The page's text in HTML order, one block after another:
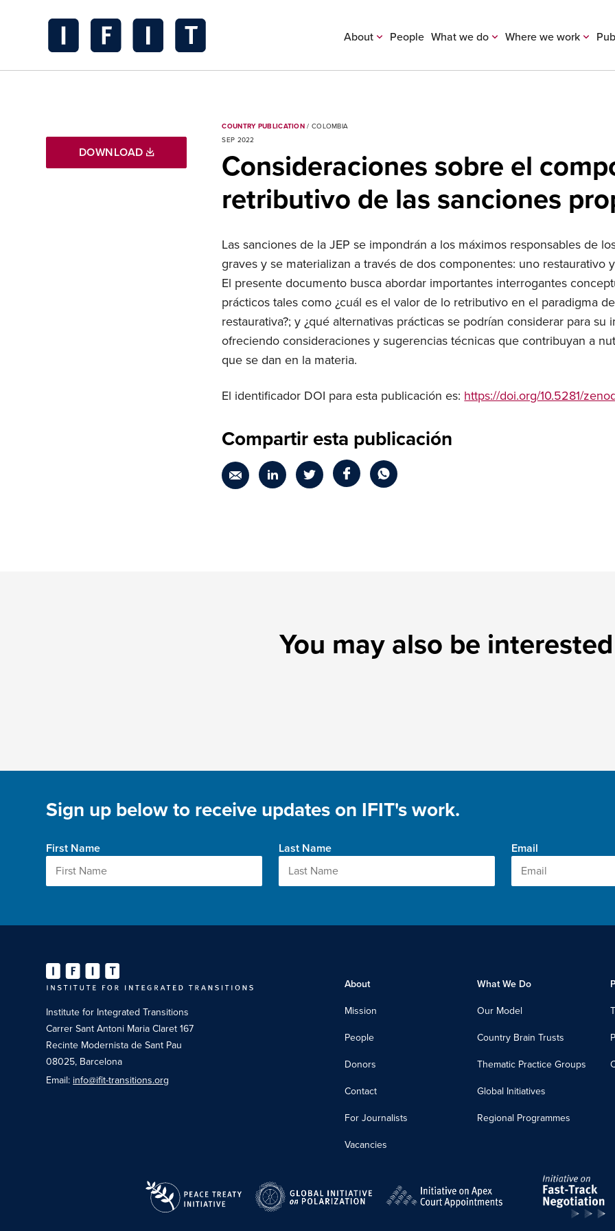
About People What we do Where we work
DOWNLOAD
COUNTRY PUBLICATION/ COLOMBIA
SEP 2022
Consideraciones sobre el
retributivo de las sanciones
Las sanciones de la JEP se impondrán a los máximos responsables de
graves y se materializan a través de dos componentes: uno restaurativo
El presente documento busca abordar importantes interrogantes
prácticos tales como ¿cuál es el valor de lo retributivo en el paradigma
restaurativa?; y ¿qué alternativas prácticas se podrían considerar para su
ofreciendo consideraciones y sugerencias técnicas que contribuyan a
que se dan en la materia.
El identificador DOI para esta publicación es: https://doi.org/10.5281/
Compartir esta publicación
You may also be
Sign up below to receive updates on IFIT's work.
First Name Last Name Email
Institute for Integrated Transitions
Carrer Sant Antoni Maria Claret 167
Recinte Modernista de Sant Pau
08025, Barcelona
Email: info@ifit-transitions.org
About
Mission
People
Donors
Contact
For Journalists
Vacancies
What We Do
Our Model
Country Brain Trusts
Thematic Practice Groups
Global Initiatives
Regional Programmes